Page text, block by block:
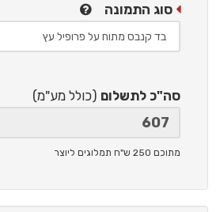
סוג התמונה
סה"כ לתשלום (כולל מע"מ)
מתוכם 250 ש"ח תמלוגים ליוצר